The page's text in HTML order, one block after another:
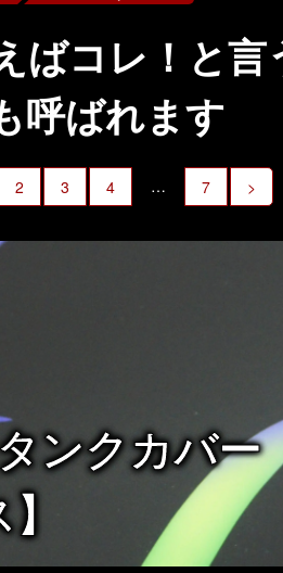
ばコレ！と
呼ばれます
2 3 4 … 7 >
ンクカバー